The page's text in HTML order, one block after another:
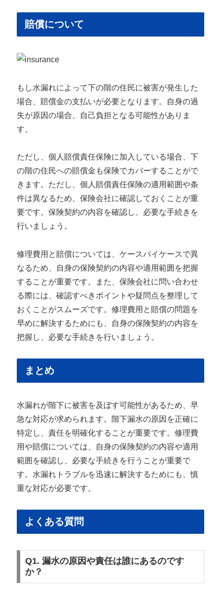
賠償について
もし水漏れによって下の階の住民に被害が発生した
場合、賠償金の支払いが必要となります。自身の過
失が原因の場合、自己負担となる可能性がありま
す。
ただし、個人賠償責任保険に加入している場合、下
の階の住民への賠償金も保険でカバーすることがで
きます。ただし、個人賠償責任保険の適用範囲や条
件は異なるため、保険会社に確認しておくことが重
要です。保険契約の内容を確認し、必要な手続きを
行いましょう。
修理費用と賠償については、ケースバイケースで異
なるため、自身の保険契約の内容や適用範囲を把握
することが重要です。また、保険会社に問い合わせ
る際には、確認すべきポイントや疑問点を整理して
おくことがスムーズです。修理費用と賠償の問題を
早めに解決するためにも、自身の保険契約の内容を
把握し、必要な手続きを行いましょう。
まとめ
水漏れが階下に被害を及ぼす可能性があるため、早
急な対応が求められます。階下漏水の原因を正確に
特定し、責任を明確化することが重要です。修理費
用や賠償については、自身の保険契約の内容や適用
範囲を確認し、必要な手続きを行うことが重要で
す。水漏れトラブルを迅速に解決するためにも、慎
重な対応が必要です。
よくある質問
Q1. 漏水の原因や責任は誰にあるのです
か？